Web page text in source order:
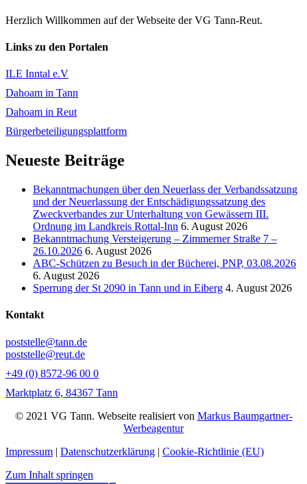
Herzlich Willkommen auf der Webseite der VG Tann-Reut.
Links zu den Portalen
ILE Inntal e.V
Dahoam in Tann
Dahoam in Reut
Bürgerbeteiligungsplattform
Neueste Beiträge
Bekanntmachungen über den Neuerlass der Verbandssatzung
und der Neuerlassung der Entschädigungssatzung des
Zweckverbandes zur Unterhaltung von Gewässern III.
Ordnung im Landkreis Rottal-Inn 6. August 2026
Bekanntmachung Versteigerung – Zimmerner Straße 7 –
26.10.2026 6. August 2026
ABC-Schützen zu Besuch in der Bücherei, PNP, 03.08.2026
6. August 2026
Sperrung der St 2090 in Tann und in Eiberg 4. August 2026
Kontakt
poststelle@tann.de
poststelle@reut.de
+49 (0) 8572-96 00 0
Marktplatz 6, 84367 Tann
© 2021 VG Tann. Webseite realisiert von Markus Baumgartner-
Werbeagentur
Impressum | Datenschutzerklärung | Cookie-Richtlinie (EU)
Zum Inhalt springen